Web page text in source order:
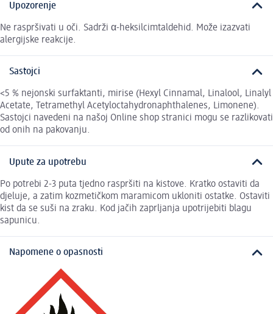
Upozorenje
Ne raspršivati u oči. Sadrži α-heksilcimtaldehid. Može izazvati
alergijske reakcije.
Sastojci
<5 % nejonski surfaktanti, mirise (Hexyl Cinnamal, Linalool, Linalyl
Acetate, Tetramethyl Acetyloctahydronaphthalenes, Limonene).
Sastojci navedeni na našoj Online shop stranici mogu se razlikovati
od onih na pakovanju.
Upute za upotrebu
Po potrebi 2-3 puta tjedno raspršiti na kistove. Kratko ostaviti da
djeluje, a zatim kozmetičkom maramicom ukloniti ostatke. Ostaviti
kist da se suši na zraku. Kod jačih zaprljanja upotrijebiti blagu
sapunicu.
Napomene o opasnosti